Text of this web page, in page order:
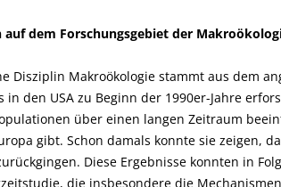
auf dem Forschungsgebiet der
Disziplin Makroökologie stammt aus dem
den USA zu Beginn der 1990er-Jahre
über einen langen Zeitraum
gibt. Schon damals konnte sie zeigen,
Diese Ergebnisse konnten in
die insbesondere die